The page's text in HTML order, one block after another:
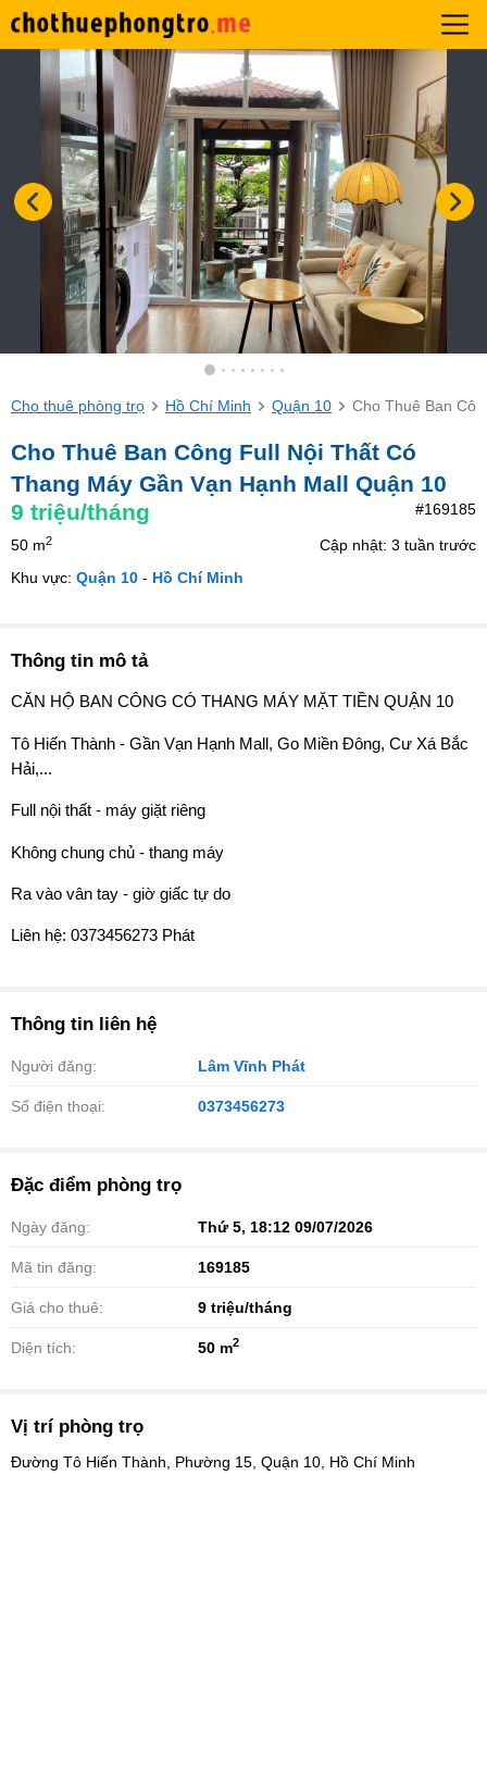
Cho thuê phòng trọ Hồ Chí Minh Quận 10 Cho Thuê Ban
Cho Thuê Ban Công Full Nội Thất Có
Thang Máy Gần Vạn Hạnh Mall Quận 10
9 triệu/tháng #169185
50 m2
Cập nhật: 3 tuần trước
Khu vực: Quận 10 - Hồ Chí Minh
Thông tin mô tả
CĂN HỘ BAN CÔNG CÓ THANG MÁY MẶT TIỀN QUẬN 10
Tô Hiến Thành - Gần Vạn Hạnh Mall, Go Miền Đông, Cư Xá Bắc
Hải,...
Full nội thất - máy giặt riêng
Không chung chủ - thang máy
Ra vào vân tay - giờ giấc tự do
Liên hệ: 0373456273 Phát
Thông tin liên hệ
Người đăng: Lâm Vĩnh Phát
Số điện thoại: 0373456273
Đặc điểm phòng trọ
Ngày đăng: Thứ 5, 18:12 09/07/2026
Mã tin đăng: 169185
Giá cho thuê: 9 triệu/tháng
Diện tích: 50 m2
Vị trí phòng trọ
Đường Tô Hiến Thành, Phường 15, Quận 10, Hồ Chí Minh